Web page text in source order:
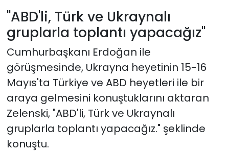
"ABD'li, Türk ve Ukraynalı
gruplarla toplantı yapacağız"
Cumhurbaşkanı Erdoğan ile
görüşmesinde, Ukrayna heyetinin 15-16
Mayıs'ta Türkiye ve ABD heyetleri ile bir
araya gelmesini konuştuklarını aktaran
Zelenski, "ABD'li, Türk ve Ukraynalı
gruplarla toplantı yapacağız." şeklinde
konuştu.